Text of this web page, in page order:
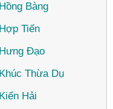
Hồng Bàng
Hợp Tiến
Hưng Đạo
Khúc Thừa Dụ
Kiến Hải